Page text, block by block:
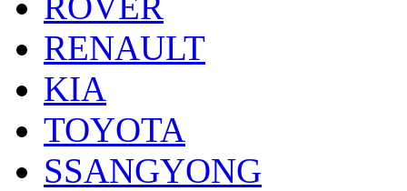
RENAULT
KIA
TOYOTA
SSANGYONG